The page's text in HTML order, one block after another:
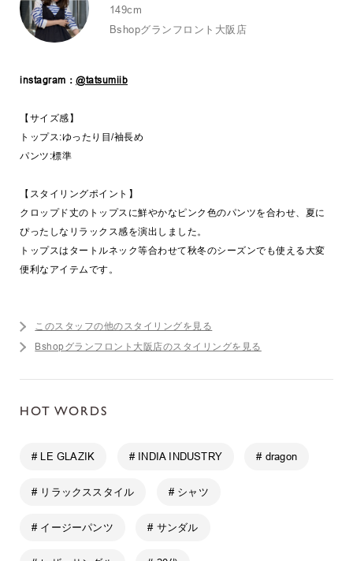
149cm
Bshopグランフロント大阪店
instagram： @tatsumiib
【サイズ感】
トップス:ゆったり目/袖長め
パンツ:標準
【スタイリングポイント】
クロップド丈のトップスに鮮やかなピンク色のパンツを合わせ、夏に
ぴったしなリラックス感を演出しました。
トップスはタートルネック等合わせて秋冬のシーズンでも使える大変
便利なアイテムです。
このスタッフの他のスタイリングを見る
Bshopグランフロント大阪店のスタイリングを見る
HOT WORDS
# LE GLAZIK # INDIA INDUSTRY # dragon
# リラックススタイル # シャツ
# イージーパンツ # サンダル